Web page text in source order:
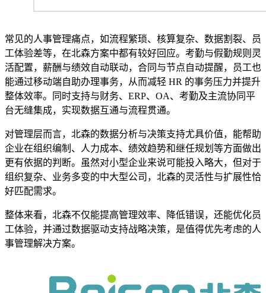
常见的人事管理痛点，如流程繁琐、核算复杂、数据割裂、员
工体验差等，在北森方案中都有较好回应。考勤与假勤规则灵
活配置，薪酬与绩效自动联动，合同与节点自动提醒，员工也
能通过移动端自助办理事务，从而减轻 HR 的事务压力并提升
整体效率。同时支持与财务、ERP、OA、考勤及主流协同平
台无缝集成，实现数据互通与流程贯通。
对管理层而言，北森的数据分析与决策支持尤具价值，能帮助
企业在组织编制、人力成本、绩效趋势和继任规划等方面做出
更有依据的判断。虽然对小型企业来说可能投入略大，但对于
组织复杂、业务多变的中大型公司，北森的灵活性与扩展性恰
好匹配需求。
整体来看，北森不仅能提高管理效率、降低错误，还能优化员
工体验，并通过数据驱动支持战略决策，是值得优先考虑的人
事管理解决方案。